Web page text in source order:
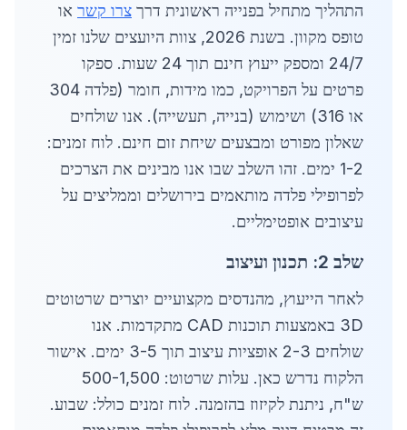
התהליך מתחיל בפנייה ראשונית דרך צרו קשר או
טופס מקוון. בשנת 2026, צוות היועצים שלנו זמין
24/7 ומספק ייעוץ חינם תוך 24 שעות. ספקו
פרטים על הפרויקט, כמו מידות, חומר (פלדה 304
או 316) ושימוש (בנייה, תעשייה). אנו שולחים
שאלון מפורט ומבצעים שיחת זום חינם. לוח זמנים:
1-2 ימים. זהו השלב שבו אנו מבינים את הצרכים
לפרופילי פלדה מותאמים בירושלים וממליצים על
עיצובים אופטימליים.
שלב 2: תכנון ועיצוב
לאחר הייעוץ, מהנדסים מקצועיים יוצרים שרטוטים
3D באמצעות תוכנות CAD מתקדמות. אנו
שולחים 2-3 אופציות עיצוב תוך 3-5 ימים. אישור
הלקוח נדרש כאן. עלות שרטוט: 500-1,500
ש"ח, ניתנת לקיזוז בהזמנה. לוח זמנים כולל: שבוע.